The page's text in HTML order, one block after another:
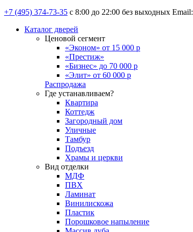
+7 (495) 374-73-35 с 8:00 до 22:00 без выходных Email:
Каталог дверей
Ценовой сегмент
«Эконом» от 15 000 р
«Престиж»
«Бизнес» до 70 000 р
«Элит» от 60 000 р
Распродажа
Где устанавливаем?
Квартира
Коттедж
Загородный дом
Уличные
Тамбур
Подъезд
Храмы и церкви
Вид отделки
МДФ
ПВХ
Ламинат
Винилискожа
Пластик
Порошковое напыление